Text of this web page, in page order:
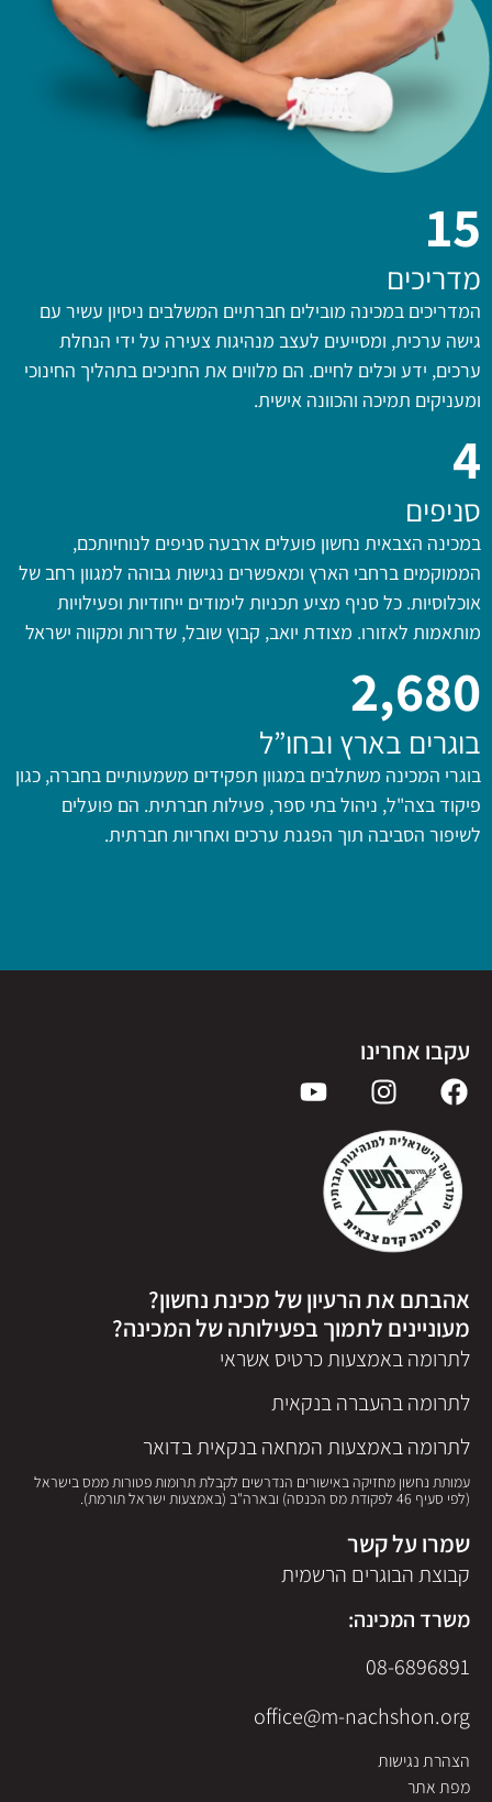
מדריכים
15
המדריכים במכינה מובילים חברתיים המשלבים ניסיון עשיר עם
גישה ערכית, ומסייעים לעצב מנהיגות צעירה על ידי הנחלת
ערכים, ידע וכלים לחיים. הם מלווים את החניכים בתהליך החינוכי
ומעניקים תמיכה והכוונה אישית.
סניפים
4
במכינה הצבאית נחשון פועלים ארבעה סניפים לנוחיותכם,
הממוקמים ברחבי הארץ ומאפשרים נגישות גבוהה למגוון רחב של
אוכלוסיות. כל סניף מציע תכניות לימודים ייחודיות ופעילויות
מותאמות לאזורו. מצודת יואב, קבוץ שובל, שדרות ומקווה ישראל
בוגרים בארץ ובחו”ל
2,680
בוגרי המכינה משתלבים במגוון תפקידים משמעותיים בחברה, כגון
פיקוד בצה"ל, ניהול בתי ספר, פעילות חברתית. הם פועלים
לשיפור הסביבה תוך הפגנת ערכים ואחריות חברתית.
עקבו אחרינו
אהבתם את הרעיון של מכינת נחשון?
מעוניינים לתמוך בפעילותה של המכינה?
לתרומה באמצעות כרטיס אשראי
לתרומה בהעברה בנקאית
לתרומה באמצעות המחאה בנקאית בדואר
עמותת נחשון מחזיקה באישורים הנדרשים לקבלת תרומות פטורות ממס בישראל
(לפי סעיף 46 לפקודת מס הכנסה) ובארה"ב (באמצעות ישראל תורמת).
שמרו על קשר
קבוצת הבוגרים הרשמית
משרד המכינה:
08-6896891
office@m-nachshon.org
הצהרת נגישות
מפת אתר